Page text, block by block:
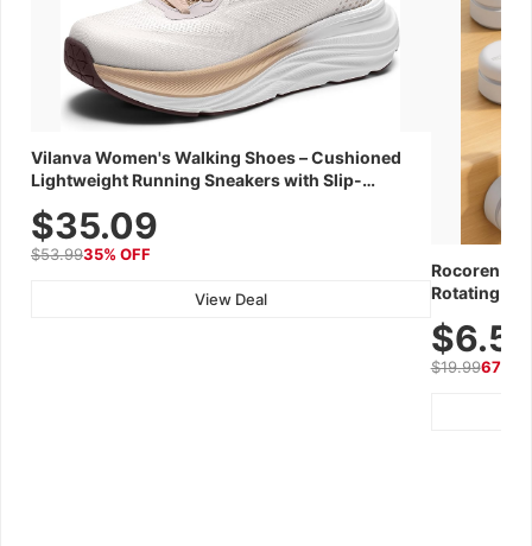
Vilanva Women's Walking Shoes – Cushioned
Lightweight Running Sneakers with Slip-
Everyday Wear & Workouts
$35.09
$53.9935% OFF
View Deal
Rocoren
Rotating
Wall, Car &
$6.5
$19.9967%